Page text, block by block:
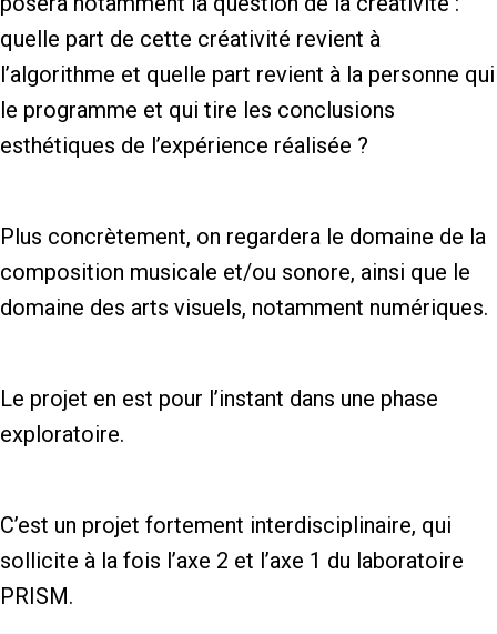
quelle part de cette créativité revient à
l’algorithme et quelle part revient à la personne qui
le programme et qui tire les conclusions
esthétiques de l’expérience réalisée ?
Plus concrètement, on regardera le domaine de la
composition musicale et/ou sonore, ainsi que le
domaine des arts visuels, notamment numériques.
Le projet en est pour l’instant dans une phase
exploratoire.
C’est un projet fortement interdisciplinaire, qui
sollicite à la fois l’axe 2 et l’axe 1 du laboratoire
PRISM.